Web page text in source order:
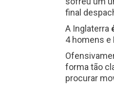
final
A Inglaterra
4 homens e
forma tão
procurar